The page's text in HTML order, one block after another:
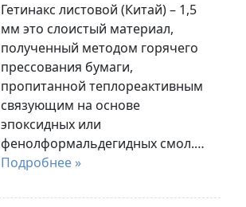
Гетинакс листовой (Китай) – 1,5
мм это слоистый материал,
полученный методом горячего
прессования бумаги,
пропитанной теплореактивным
связующим на основе
эпоксидных или
фенолформальдегидных смол.…
Подробнее »